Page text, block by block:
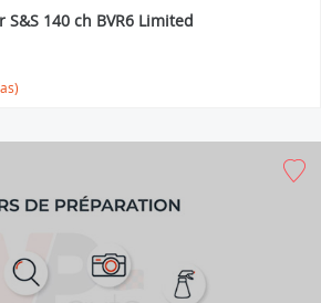
140 ch BVR6 Limited